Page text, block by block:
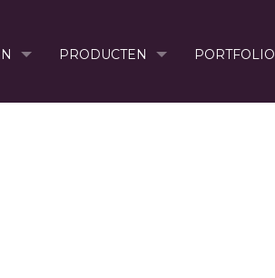
PRODUCTEN PORTFOLIO